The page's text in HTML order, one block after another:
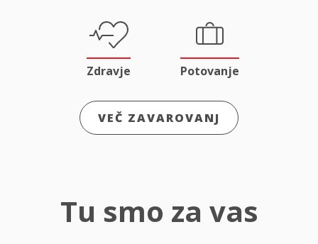
Zdravje Potovanje
VEČ ZAVAROVANJ
Tu smo za vas